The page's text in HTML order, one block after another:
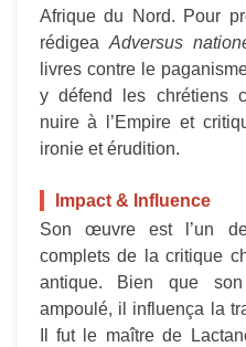
Afrique du Nord. Pour
rédigea Adversus
livres contre le
y défend les chrétiens
nuire à l’Empire et
ironie et érudition.
Impact & Influence
Son œuvre est l’un
complets de la critique
antique. Bien que
ampoulé, il influença la
Il fut le maître de